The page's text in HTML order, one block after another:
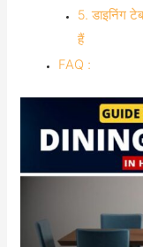
5. डाइनिंग
हैं
FAQ :